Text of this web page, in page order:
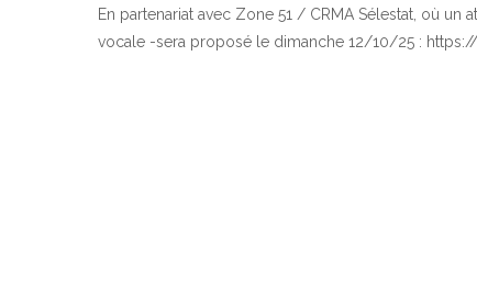
En partenariat avec Zone 51 / CRMA Sélestat, où
vocale -sera proposé le dimanche 12/10/25 :